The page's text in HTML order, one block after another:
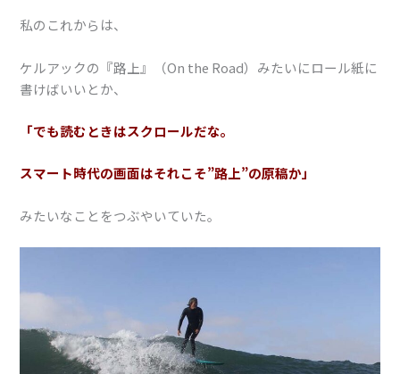
私のこれからは、
ケルアックの『路上』（On the Road）みたいにロール紙に
書けばいいとか、
「でも読むときはスクロールだな。
スマート時代の画面はそれこそ”路上”の原稿か」
みたいなことをつぶやいていた。